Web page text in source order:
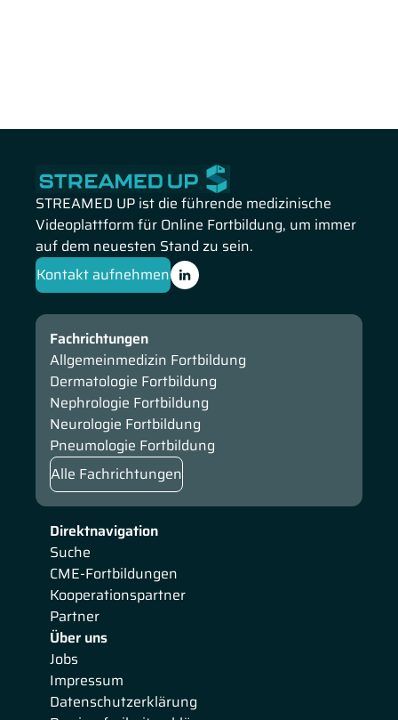
STREAMED UP ist die führende medizinische
Videoplattform für Online Fortbildung, um immer
auf dem neuesten Stand zu sein.
Kontakt aufnehmen
Direktnavigation
Suche
CME-Fortbildungen
Kooperationspartner
Partner
Über uns
Jobs
Impressum
Datenschutzerklärung
Fachrichtungen
Allgemeinmedizin Fortbildung
Dermatologie Fortbildung
Nephrologie Fortbildung
Neurologie Fortbildung
Pneumologie Fortbildung
Alle Fachrichtungen